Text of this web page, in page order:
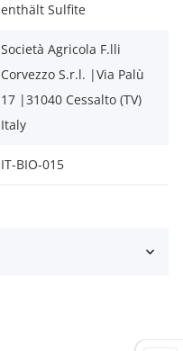
enthält Sulfite
Società Agricola F.lli
Corvezzo S.r.l. |Via Palù
17 |31040 Cessalto (TV)
Italy
IT-BIO-015